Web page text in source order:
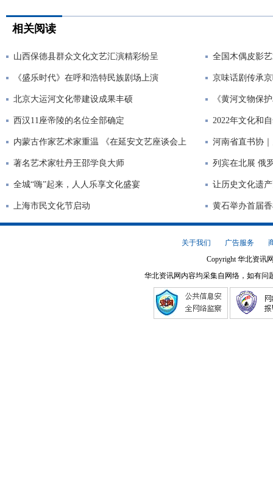
相关阅读
山西保德县群众文化文艺汇演精彩纷呈 全国木偶皮影
《盛乐时代》在呼和浩特民族剧场上演 京味话剧传承
北京大运河文化带建设成果丰硕 《黄河文物保
西汉11座帝陵的名位全部确定 2022年文化和
内蒙古作家艺术家重温 《在延安文艺座谈会上 河南省直书协
著名艺术家牡丹王邵学良大师 列宾在北展 俄
全城“嗨”起来，人人乐享文化盛宴 让历史文化遗
上海市民文化节启动 黄石举办首届
关于我们 广告服务
Copyright 华北资讯
华北资讯网内容均采集自网络，如有问